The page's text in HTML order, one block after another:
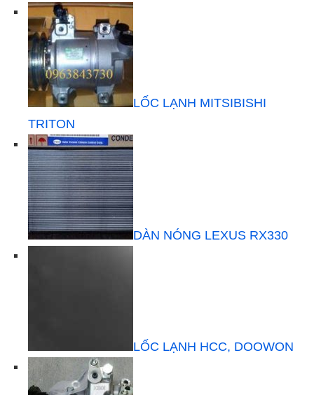
LỐC LẠNH MITSIBISHI
TRITON
DÀN NÓNG LEXUS RX330
LỐC LẠNH HCC, DOOWON